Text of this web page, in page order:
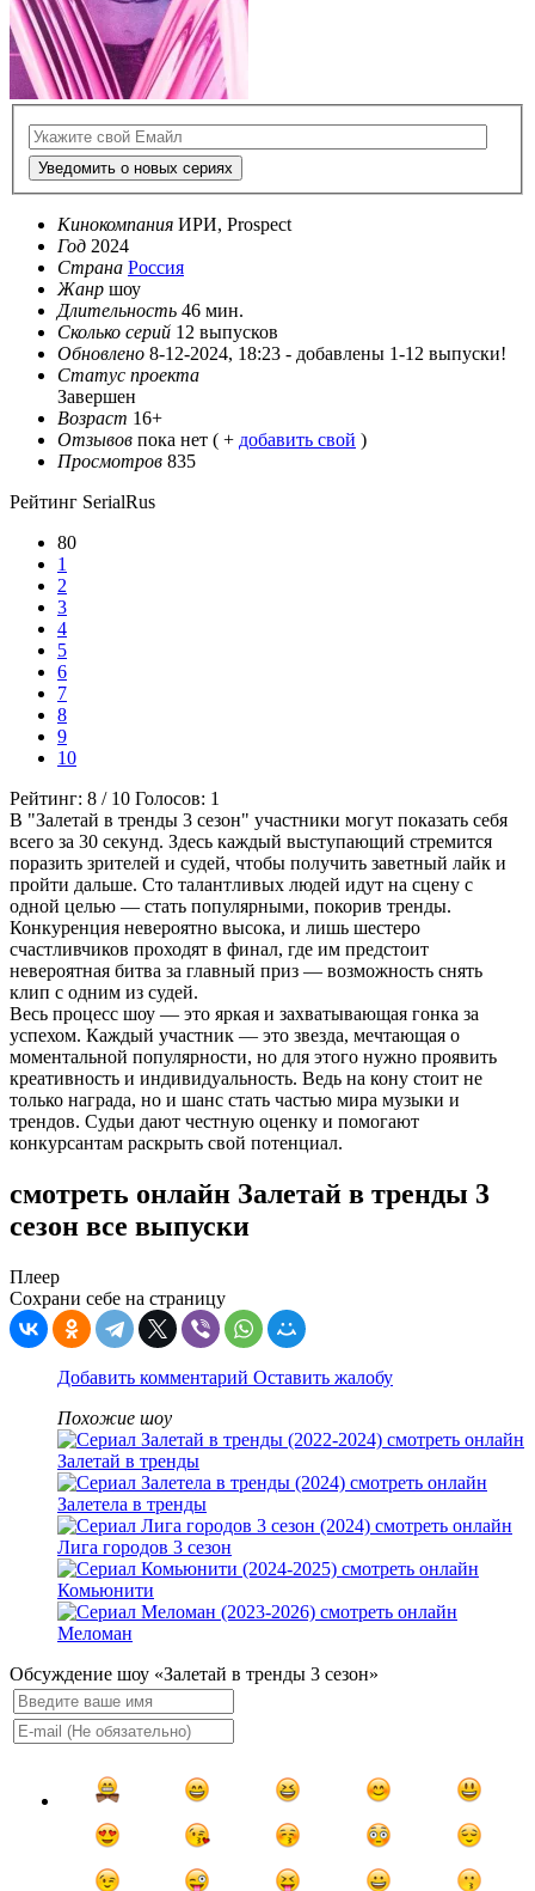
Уведомить о новых сериях
Кинокомпания ИРИ, Prospect
Год 2024
Страна Россия
Жанр шоу
Длительность 46 мин.
Сколько серий 12 выпусков
Обновлено 8-12-2024, 18:23 - добавлены 1-12 выпуски!
Статус проекта
Завершен
Возраст 16+
Отзывов пока нет ( + добавить свой )
Просмотров 835
Рейтинг SerialRus
80
1
2
3
4
5
6
7
8
9
10
Рейтинг: 8 / 10 Голосов: 1
В "Залетай в тренды 3 сезон" участники могут показать себя
всего за 30 секунд. Здесь каждый выступающий стремится
поразить зрителей и судей, чтобы получить заветный лайк и
пройти дальше. Сто талантливых людей идут на сцену с
одной целью — стать популярными, покорив тренды.
Конкуренция невероятно высока, и лишь шестеро
счастливчиков проходят в финал, где им предстоит
невероятная битва за главный приз — возможность снять
клип с одним из судей.
Весь процесс шоу — это яркая и захватывающая гонка за
успехом. Каждый участник — это звезда, мечтающая о
моментальной популярности, но для этого нужно проявить
креативность и индивидуальность. Ведь на кону стоит не
только награда, но и шанс стать частью мира музыки и
трендов. Судьи дают честную оценку и помогают
конкурсантам раскрыть свой потенциал.
смотреть онлайн Залетай в тренды 3
сезон все выпуски
Плеер
Сохрани себе на страницу
Добавить комментарий Оставить жалобу
Похожие шоу
Залетай в тренды
Залетела в тренды
Лига городов 3 сезон
Комьюнити
Меломан
Обсуждение шоу «Залетай в тренды 3 сезон»